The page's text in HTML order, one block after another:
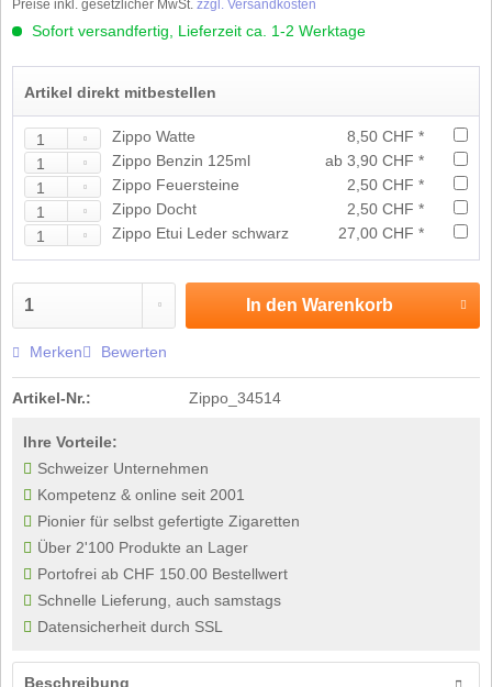
Preise inkl. gesetzlicher MwSt. zzgl. Versandkosten
Sofort versandfertig, Lieferzeit ca. 1-2 Werktage
Artikel direkt mitbestellen
Zippo Watte
8,50 CHF *
Zippo Benzin 125ml
ab 3,90 CHF *
Zippo Feuersteine
2,50 CHF *
Zippo Docht
2,50 CHF *
Zippo Etui Leder schwarz
27,00 CHF *
In den Warenkorb
Merken Bewerten
Artikel-Nr.: Zippo_34514
Ihre Vorteile:
Schweizer Unternehmen
Kompetenz & online seit 2001
Pionier für selbst gefertigte Zigaretten
Über 2'100 Produkte an Lager
Portofrei ab CHF 150.00 Bestellwert
Schnelle Lieferung, auch samstags
Datensicherheit durch SSL
Beschreibung